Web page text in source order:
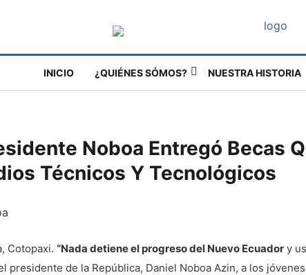
INICIO ¿QUIÉNES SÓMOS? NUESTRA HISTORIA
Noboa Entregó Becas
Técnicos Y Tecnológicos
Cotopaxi. “Nada detiene el progreso del Nuevo Ecuador y
presidente de la República, Daniel Noboa Azin, a los